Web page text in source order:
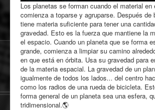
Los planetas se forman cuando el material en
comienza a toparse y agruparse. Después de
tiene materia suficiente para tener una
gravedad. Esto es la fuerza que mantiene la
el espacio. Cuando un planeta que se forma
grande, comienza a limpiar su camino
en que está en órbita. Usa su gravedad para
de la materia espacial. La gravedad de un
igualmente de todos los lados... del centro
como los radios de una rueda de bicicleta.
forma general de un planeta sea una esfera,
tridimensional.🌎